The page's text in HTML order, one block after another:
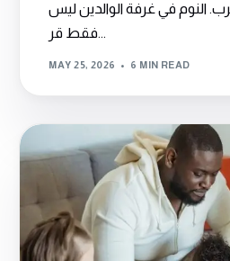
النوم في غرفة الوالدين ليس
فقط قر...
MAY 25, 2026 6 MIN READ